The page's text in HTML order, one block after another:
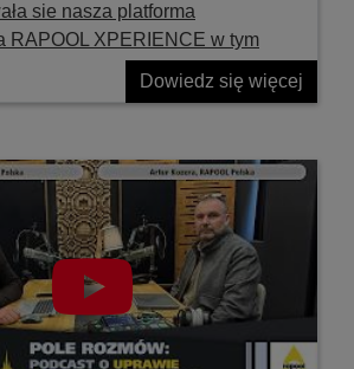
sie nasza platforma
RAPOOL XPERIENCE w tym
Dowiedz się więcej